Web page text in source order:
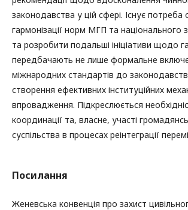
законодавства у цій сфері. Існує потреба
гармонізації норм МГП та національного
та розробити подальші ініціативи щодо
передбачають не лише формальне
міжнародних стандартів до
створення ефективних інституційних
впровадження. Підкреслюється
координації та, власне, участі
суспільства в процесах реінтеграції
Посилання
Женевська конвенція про захист